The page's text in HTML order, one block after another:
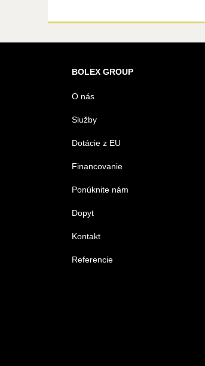
BOLEX GROUP
O nás
Služby
Dotácie z EU
Financovanie
Ponúknite nám
Dopyt
Kontakt
Referencie